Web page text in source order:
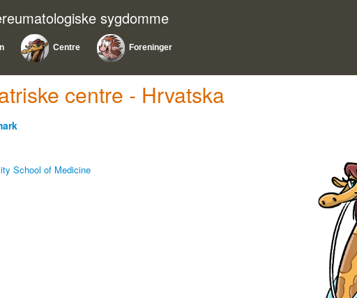
sygdomme
Centre Foreninger
centre - Hrvatska
School of Medicine